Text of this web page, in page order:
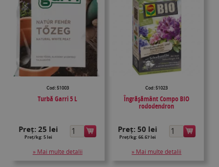
Cod: 51003
Turbă Garri 5 L
Preț:25 lei
Preț/kg: 5 lei
» Mai multe detalii
Cod: 51023
Îngrășământ Compo BIO
rododendron
Preț: 50 lei
Preț/kg: 66.67 lei
» Mai multe detalii